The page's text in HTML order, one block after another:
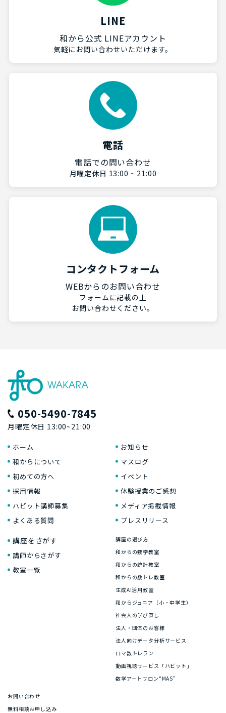
LINE
和から公式 LINEアカウント
気軽にお問い合わせいただけます。
電話
電話での問い合わせ
月曜定休日 13:00 ~ 21:00
コンタクトフォーム
WEBからのお問い合わせ
フォームに記載の上
お問い合わせください。
050-5490-7845
月曜定休日 13:00~21:00
ホーム
和からについて
初めての方へ
採用情報
ハビット講師募集
よくある質問
お知らせ
マスログ
イベント
体験授業のご感想
メディア掲載情報
プレスリリース
講座をさがす
講師からさがす
教室一覧
講座の選び方
和からの数学教室
和からの統計教室
和からの数トレ教室
生成AI活用教室
和からジュニア（小・中学生）
社会人の学び直し
法人・団体のお客様
法人向けデータ分析サービス
ロマ数トレラン
動画視聴サービス「ハビット」
数学アートサロン“MAS”
お問い合わせ
無料相談お申し込み